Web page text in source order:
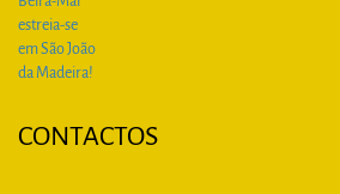
CONTACTOS